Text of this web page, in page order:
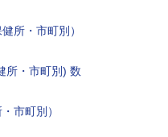
所・市町別）
・市町別) 数
市町別）